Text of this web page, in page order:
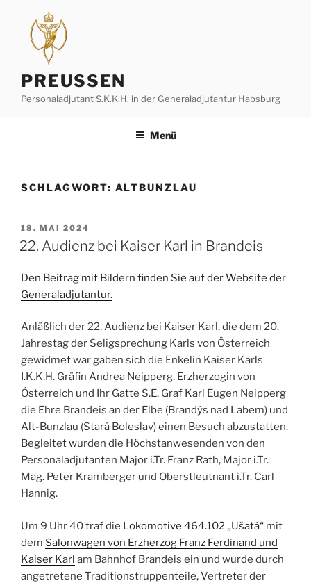
springen
PREUSSEN
Personaladjutant S.K.K.H. in der Generaladjutantur Habsburg
Menü
SCHLAGWORT: ALTBUNZLAU
VERÖFFENTLICHT
AM
18. MAI 2024
22. Audienz bei Kaiser Karl in Brandeis
Den Beitrag mit Bildern finden Sie auf der Website der
Generaladjutantur.
Anläßlich der 22. Audienz bei Kaiser Karl, die dem 20.
Jahrestag der Seligsprechung Karls von Österreich
gewidmet war gaben sich die Enkelin Kaiser Karls
I.K.K.H. Gräfin Andrea Neipperg, Erzherzogin von
Österreich und Ihr Gatte S.E. Graf Karl Eugen Neipperg
die Ehre Brandeis an der Elbe (Brandýs nad Labem) und
Alt-Bunzlau (Stará Boleslav) einen Besuch abzustatten.
Begleitet wurden die Höchstanwesenden von den
Personaladjutanten Major i.Tr. Franz Rath, Major i.Tr.
Mag. Peter Kramberger und Oberstleutnant i.Tr. Carl
Hannig.
Um 9 Uhr 40 traf die Lokomotive 464.102 „Ušatá“ mit
dem Salonwagen von Erzherzog Franz Ferdinand und
Kaiser Karl am Bahnhof Brandeis ein und wurde durch
angetretene Traditionstruppenteile, Vertreter der